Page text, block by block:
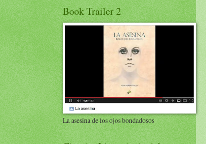
Book Trailer 2
La asesina de los ojos bondadosos